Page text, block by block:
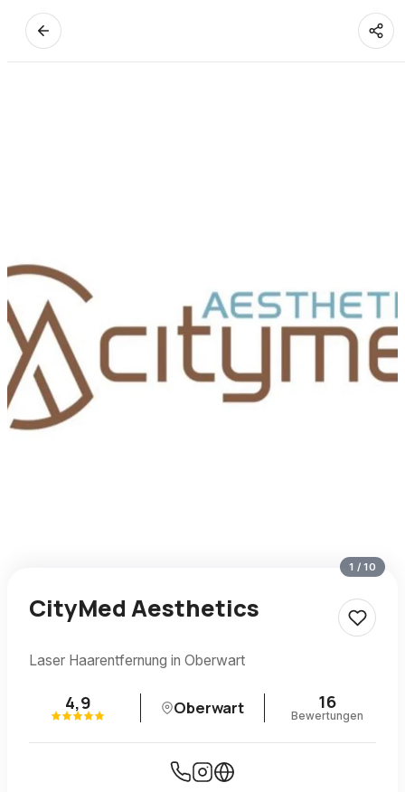
1 /10
CityMed Aesthetics
Laser Haarentfernung in Oberwart
4,9 Oberwart 16
Bewertungen